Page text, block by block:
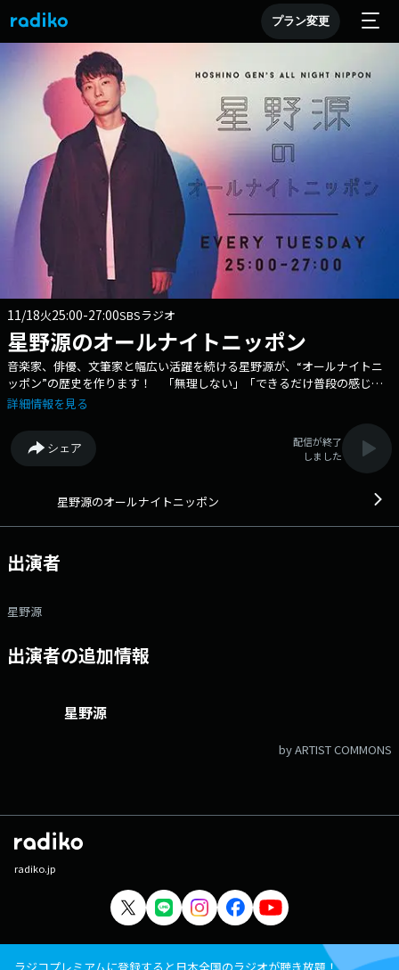
プラン変更
11/18火25:00-27:00SBSラジオ
星野源のオールナイトニッポン
音楽家、俳優、文筆家と幅広い活躍を続ける星野源が、“オールナイトニ
ッポン”の歴史を作ります！ 「無理しない」「できるだけ普段の感じ」
の星野源がお送りする2時間を、AMラジオ・ワイドFMラジオ・そして
詳細情報を見る
シェア
配信が終了
しました
星野源のオールナイトニッポン
出演者
星野源
出演者の追加情報
星野源
by ARTIST COMMONS
radiko.jp